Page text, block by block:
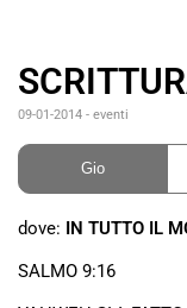
09-01-2014 - eventi
Gio
dove: IN TUTTO IL
SALMO 9:16